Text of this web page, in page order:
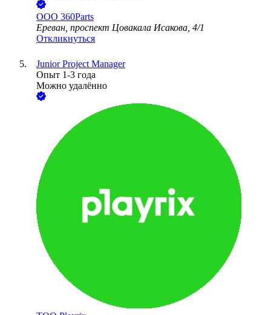
ООО 360Parts
Ереван, проспект Цовакала Исакова, 4/1
Откликнуться
Junior Project Manager
Опыт 1-3 года
Можно удалённо